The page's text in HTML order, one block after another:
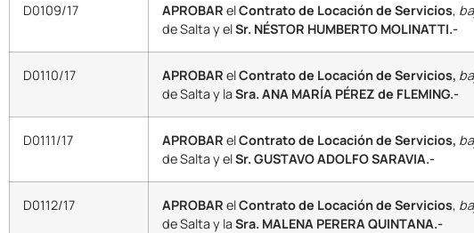
D0109/17 APROBAR elContrato de Locación de Servicios,
de Salta y elSr. NÉSTOR HUMBERTO MOLINATTI.-
D0110/17 APROBAR elContrato de Locación de Servicios,
de Salta y laSra. ANA MARÍA PÉREZ de FLEMING.-
D0111/17 APROBAR elContrato de Locación de Servicios,
de Salta y elSr. GUSTAVO ADOLFO SARAVIA.-
D0112/17 APROBAR elContrato de Locación de Servicios,
de Salta y laSra. MALENA PERERA QUINTANA.-